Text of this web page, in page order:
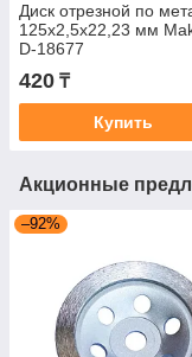
Диск отрезной по
125х2,5х22,23 мм
D-18677
420 ₸
Купить
Акционные
–92%